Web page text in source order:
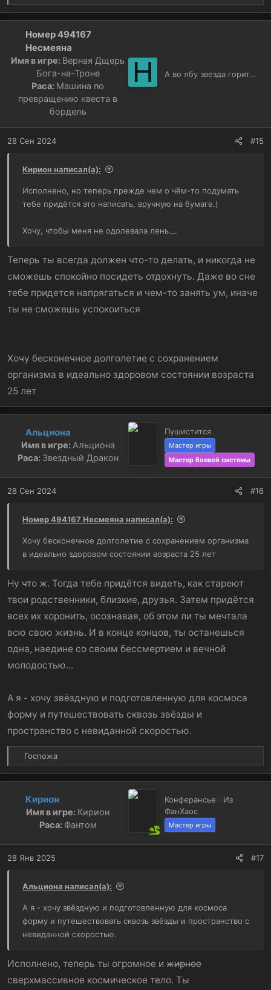
е
к
ц
и
и
Номер 494167
Несмеяна
Имя в игре: Верная Дщерь
Бога-на-Троне
Раса: Машина по
превращению квеста в
бордель
Н А во лбу звезда горит...
28 Сен 2024 #15
Кирион написал(а):
Исполнено, но теперь прежде чем о чём-то подумать
тебе придётся это написать, вручную на бумаге.)
Хочу, чтобы меня не одолевала лень._.
Теперь ты всегда должен что-то делать, и никогда не
сможешь спокойно посидеть отдохнуть. Даже во сне
тебе придется напрягаться и чем-то занять ум, иначе
ты не сможешь успокоиться
Хочу бесконечное долголетие с сохранением
организма в идеально здоровом состоянии возраста
25 лет
Альциона
Имя в игре:Альциона
Раса: Звездный Дракон
Пушистится
Мастер игры
Мастер боевой системы
28 Сен 2024 #16
Номер 494167 Несмеяна написал(а):
Хочу бесконечное долголетие с сохранением организма
в идеально здоровом состоянии возраста 25 лет
Ну что ж. Тогда тебе придётся видеть, как стареют
твои родственники, близкие, друзья. Затем придётся
всех их хоронить, осознавая, об этом ли ты мечтала
всю свою жизнь. И в конце концов, ты останешься
одна, наедине со своим бессмертием и вечной
молодостью...
А я - хочу звёздную и подготовленную для космоса
форму и путешествовать сквозь звёзды и
пространство с невиданной скоростью.
Р
е
ц
и
Госпожа
Кирион
Имя в игре: Кирион
Раса: Фантом
Конферансье · Из
ФанХаос
Мастер игры
28 Янв 2025 #17
Альциона написал(а):
А я - хочу звёздную и подготовленную для космоса
форму и путешествовать сквозь звёзды и пространство с
невиданной скоростью.
Исполнено, теперь ты огромное и жирное
сверхмассивное космическое тело. Ты